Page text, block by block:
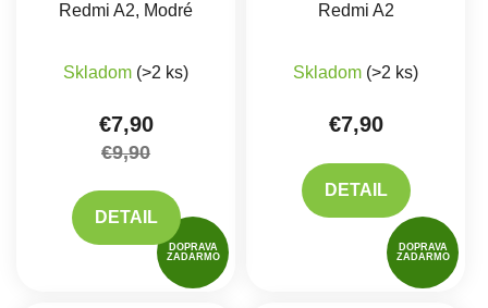
DOPRAVA
ZADARMO
Redmi A2, Modré
Skladom (>2 ks)
€7,90
€9,90
DETAIL
DOPRAVA
ZADARMO
Redmi A2
Skladom (>2 ks)
€7,90
DETAIL